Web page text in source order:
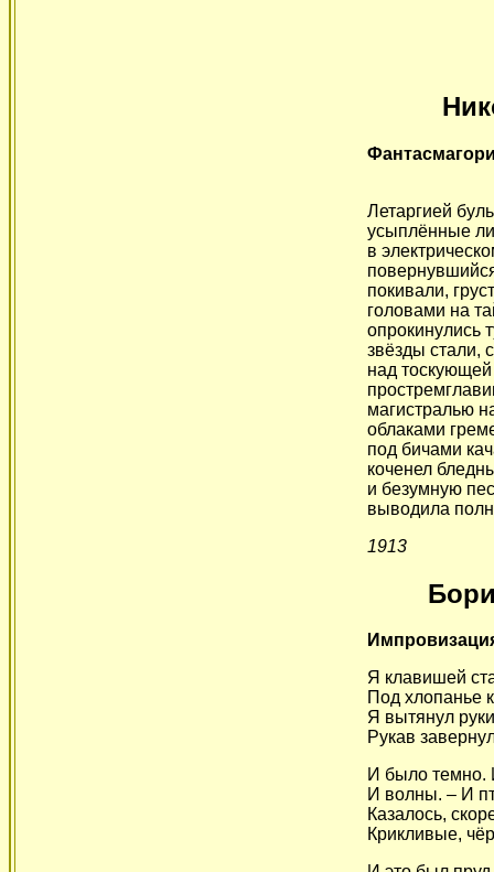
Летаргией
усыплённые
в
покивали,
головами на
опрокинулись
звёзды стали,
над
магистралью
облаками
под бичами
коченел
и безумную
выводила
1913
Я клавишей
Под хлопанье
Я вытянул
Рукав
И было темно.
И волны. – И
Казалось,
Крикливые,